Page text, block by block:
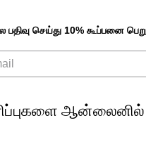
செய்து 10% கூப்பனை
ஆன்லைனில்